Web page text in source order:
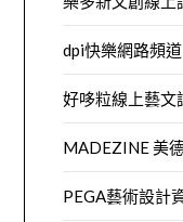
dpi快樂網路頻道
好哆粒線上藝文
MADEZINE 美
PEGA藝術設計